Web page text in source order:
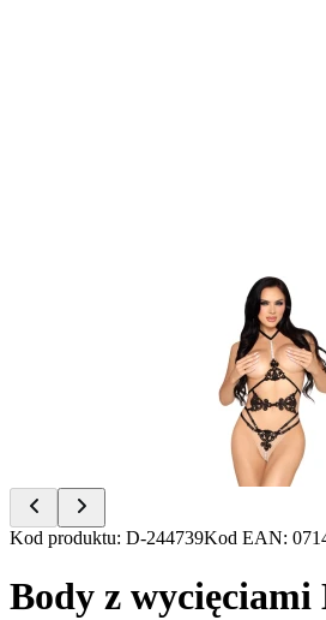
Item
of
Kod produktu: D-244739Kod EAN:
Body z wycięciami